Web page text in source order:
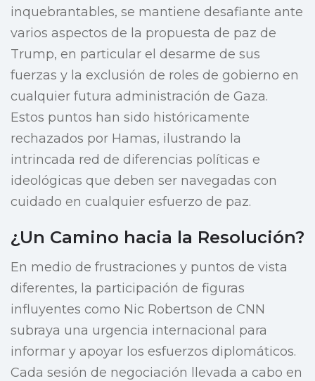
inquebrantables, se mantiene desafiante ante
varios aspectos de la propuesta de paz de
Trump, en particular el desarme de sus
fuerzas y la exclusión de roles de gobierno en
cualquier futura administración de Gaza.
Estos puntos han sido históricamente
rechazados por Hamas, ilustrando la
intrincada red de diferencias políticas e
ideológicas que deben ser navegadas con
cuidado en cualquier esfuerzo de paz.
¿Un Camino hacia la Resolución?
En medio de frustraciones y puntos de vista
diferentes, la participación de figuras
influyentes como Nic Robertson de CNN
subraya una urgencia internacional para
informar y apoyar los esfuerzos diplomáticos.
Cada sesión de negociación llevada a cabo en